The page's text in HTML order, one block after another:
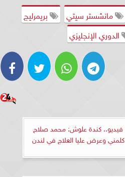
مانشستر سيتي
بريمرليج
الدوري الإنجليزي
فيديو.. كندة علوش: محمد صلاح
كلمني وعرض عليا العلاج في لندن